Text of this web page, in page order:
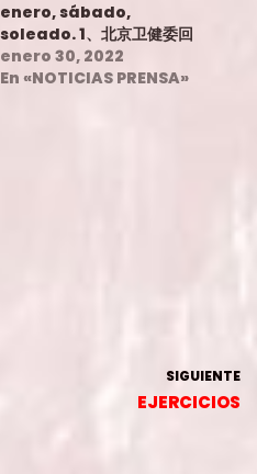
enero, sábado,
soleado. 1、北京卫健委回
应医务人员做核酸有提成：
正在调查核实。 1. La
enero 30, 2022
En «NOTICIAS PRENSA»
SIGUIENTE
EJERCICIOS